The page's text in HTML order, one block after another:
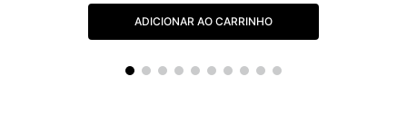
ADICIONAR AO CARRINHO